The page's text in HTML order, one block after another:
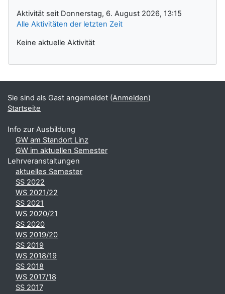
Aktivität seit Donnerstag, 6. August 2026, 13:15
Alle Aktivitäten der letzten Zeit
Keine aktuelle Aktivität
Sie sind als Gast angemeldet (Anmelden)
Startseite
Info zur Ausbildung
GW am Standort Linz
GW im aktuellen Semester
Lehrveranstaltungen
aktuelles Semester
SS 2022
WS 2021/22
SS 2021
WS 2020/21
SS 2020
WS 2019/20
SS 2019
WS 2018/19
SS 2018
WS 2017/18
SS 2017